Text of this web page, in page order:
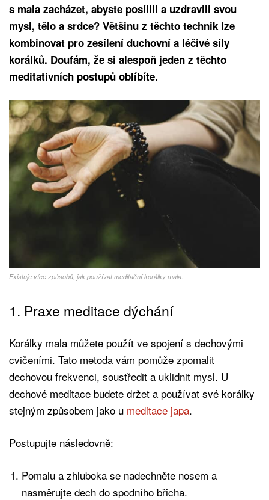
s mala zacházet, abyste posílili a uzdravili svou
mysl, tělo a srdce? Většinu z těchto technik lze
kombinovat pro zesílení duchovní a léčivé síly
korálků. Doufám, že si alespoň jeden z těchto
meditativních postupů oblíbíte.
Existuje více způsobů, jak používat meditační korálky mala.
1. Praxe meditace dýchání
Korálky mala můžete použít ve spojení s dechovými
cvičeními. Tato metoda vám pomůže zpomalit
dechovou frekvenci, soustředit a uklidnit mysl. U
dechové meditace budete držet a používat své korálky
stejným způsobem jako u meditace japa.
Postupujte následovně:
Pomalu a zhluboka se nadechněte nosem a
nasměrujte dech do spodního břicha.